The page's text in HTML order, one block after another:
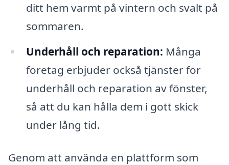
ditt hem varmt på vintern och svalt på
sommaren.
Underhåll och reparation: Många
företag erbjuder också tjänster för
underhåll och reparation av fönster,
så att du kan hålla dem i gott skick
under lång tid.
Genom att använda en plattform som